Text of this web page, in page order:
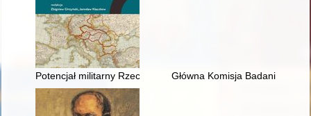
Potencjał militarny Rzeczypospolitej Polskiej wobec wyzwań
Główna Komisja Badania